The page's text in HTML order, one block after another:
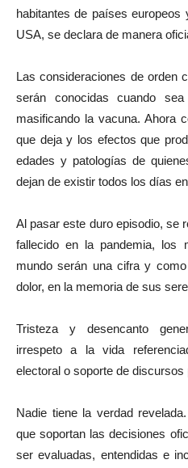
habitantes de países
USA, se declara de manera
Las consideraciones de orden
serán conocidas cuando
masificando la vacuna. Ahora
que deja y los efectos que
edades y patologías de
dejan de existir todos los días
Al pasar este duro episodio, se
fallecido en la pandemia, los
mundo serán una cifra y
dolor, en la memoria de sus
Tristeza y desencanto
irrespeto a la vida
electoral o soporte de discursos
Nadie tiene la verdad
que soportan las decisiones
ser evaluadas, entendidas e